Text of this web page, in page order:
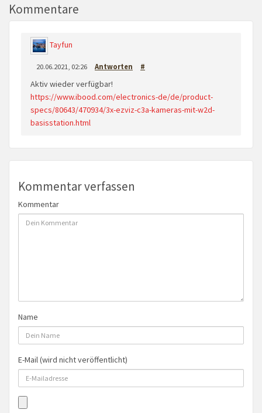
Kommentare
Tayfun
20.06.2021, 02:26 Antworten #
Aktiv wieder verfügbar!
https://www.ibood.com/electronics-de/de/product-
specs/80643/470934/3x-ezviz-c3a-kameras-mit-w2d-
basisstation.html
Kommentar verfassen
Kommentar
Name
E-Mail (wird nicht veröffentlicht)